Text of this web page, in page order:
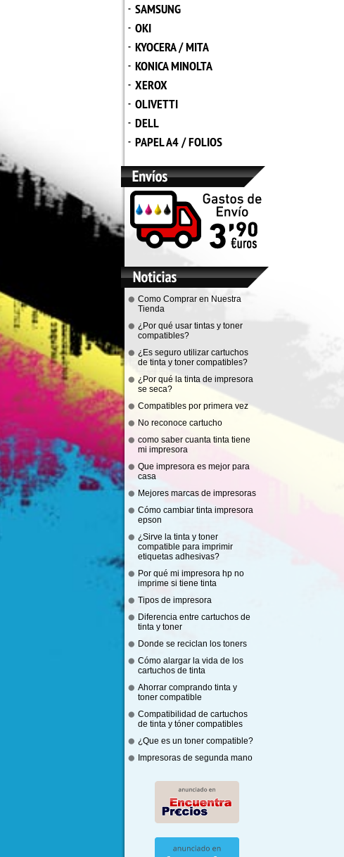
- SAMSUNG
- OKI
- KYOCERA / MITA
- KONICA MINOLTA
- XEROX
- OLIVETTI
- DELL
- PAPEL A4 / FOLIOS
Como Comprar en Nuestra
Tienda
¿Por qué usar tintas y toner
compatibles?
¿Es seguro utilizar cartuchos
de tinta y toner compatibles?
¿Por qué la tinta de impresora
se seca?
Compatibles por primera vez
No reconoce cartucho
como saber cuanta tinta tiene
mi impresora
Que impresora es mejor para
casa
Mejores marcas de impresoras
Cómo cambiar tinta impresora
epson
¿Sirve la tinta y toner
compatible para imprimir
etiquetas adhesivas?
Por qué mi impresora hp no
imprime si tiene tinta
Tipos de impresora
Diferencia entre cartuchos de
tinta y toner
Donde se reciclan los toners
Cómo alargar la vida de los
cartuchos de tinta
Ahorrar comprando tinta y
toner compatible
Compatibilidad de cartuchos
de tinta y tóner compatibles
¿Que es un toner compatible?
Impresoras de segunda mano